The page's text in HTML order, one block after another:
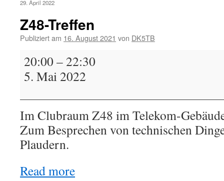
29. April 2022
Z48-Treffen
Publiziert am 16. August 2021 von DK5TB
Z48-
Treffen
20:00– 22:30
5. Mai 2022
Im Clubraum Z48 im Telekom-
Zum Besprechen von technischen
Plaudern.
Read more